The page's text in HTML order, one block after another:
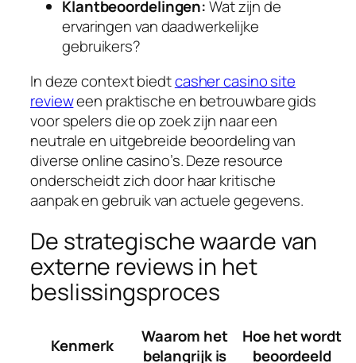
Klantbeoordelingen:Wat zijn de
ervaringen van daadwerkelijke
gebruikers?
In deze context biedtcasher casino site
revieween praktische en betrouwbare gids
voor spelers die op zoek zijn naar een
neutrale en uitgebreide beoordeling van
diverse online casino’s. Deze resource
onderscheidt zich door haar kritische
aanpak en gebruik van actuele gegevens.
De strategische waarde van
externe reviews in het
beslissingsproces
Kenmerk
Waarom het
belangrijk is
Hoe het wordt
beoordeeld